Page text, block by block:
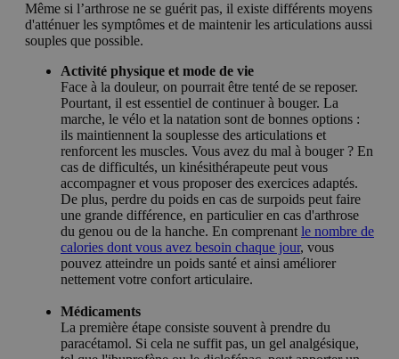
Même si l’arthrose ne se guérit pas, il existe différents moyens
d'atténuer les symptômes et de maintenir les articulations aussi
souples que possible.
Activité physique et mode de vie
Face à la douleur, on pourrait être tenté de se reposer.
Pourtant, il est essentiel de continuer à bouger. La
marche, le vélo et la natation sont de bonnes options :
ils maintiennent la souplesse des articulations et
renforcent les muscles. Vous avez du mal à bouger ? En
cas de difficultés, un kinésithérapeute peut vous
accompagner et vous proposer des exercices adaptés.
De plus, perdre du poids en cas de surpoids peut faire
une grande différence, en particulier en cas d'arthrose
du genou ou de la hanche. En comprenant le nombre de
calories dont vous avez besoin chaque jour, vous
pouvez atteindre un poids santé et ainsi améliorer
nettement votre confort articulaire.
Médicaments
La première étape consiste souvent à prendre du
paracétamol. Si cela ne suffit pas, un gel analgésique,